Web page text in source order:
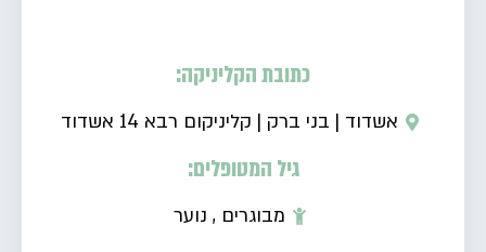
כתובת הקליניקה:
אשדוד | בני ברק | קליניקום רבא 14 אשדוד
גיל המטופלים:
מבוגרים , נוער